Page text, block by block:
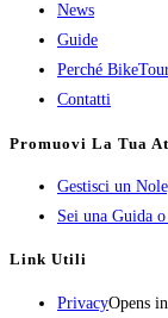
News
Guide
Perché
Contatti
Promuovi La Tua
Gestisci un
Sei una Guida
Link Utili
PrivacyOpens